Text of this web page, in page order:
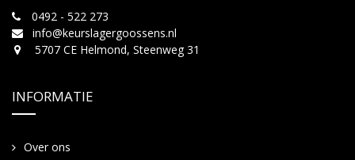
0492 - 522 273
info@keurslagergoossens.nl
5707 CE Helmond, Steenweg 31
INFORMATIE
Over ons